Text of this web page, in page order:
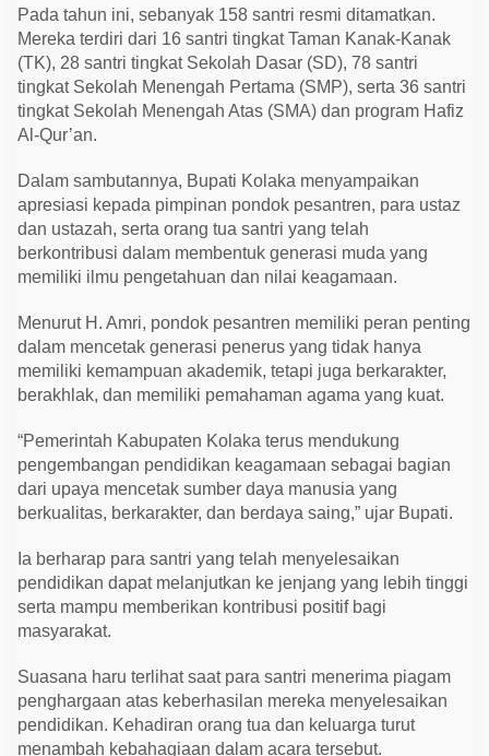
B
e
r
a
h
l
i
K
o
a
k
a
Pada tahun ini, sebanyak 158 santri resmi ditamatkan.
Mereka terdiri dari 16 santri tingkat Taman Kanak-Kanak
(TK), 28 santri tingkat Sekolah Dasar (SD), 78 santri
tingkat Sekolah Menengah Pertama (SMP), serta 36 santri
tingkat Sekolah Menengah Atas (SMA) dan program Hafiz
Al-Qur’an.
Dalam sambutannya, Bupati Kolaka menyampaikan
apresiasi kepada pimpinan pondok pesantren, para ustaz
dan ustazah, serta orang tua santri yang telah
berkontribusi dalam membentuk generasi muda yang
memiliki ilmu pengetahuan dan nilai keagamaan.
Menurut H. Amri, pondok pesantren memiliki peran penting
dalam mencetak generasi penerus yang tidak hanya
memiliki kemampuan akademik, tetapi juga berkarakter,
berakhlak, dan memiliki pemahaman agama yang kuat.
“Pemerintah Kabupaten Kolaka terus mendukung
pengembangan pendidikan keagamaan sebagai bagian
dari upaya mencetak sumber daya manusia yang
berkualitas, berkarakter, dan berdaya saing,” ujar Bupati.
Ia berharap para santri yang telah menyelesaikan
pendidikan dapat melanjutkan ke jenjang yang lebih tinggi
serta mampu memberikan kontribusi positif bagi
masyarakat.
Suasana haru terlihat saat para santri menerima piagam
penghargaan atas keberhasilan mereka menyelesaikan
pendidikan. Kehadiran orang tua dan keluarga turut
menambah kebahagiaan dalam acara tersebut.